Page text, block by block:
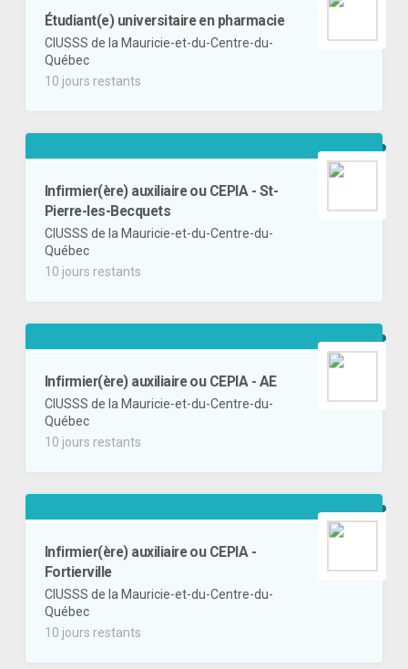
Étudiant(e) universitaire en pharmacie
CIUSSS de la Mauricie-et-du-Centre-du-
Québec
10 jours restants
Infirmier(ère) auxiliaire ou CEPIA - St-
Pierre-les-Becquets
CIUSSS de la Mauricie-et-du-Centre-du-
Québec
10 jours restants
Infirmier(ère) auxiliaire ou CEPIA - AE
CIUSSS de la Mauricie-et-du-Centre-du-
Québec
10 jours restants
Infirmier(ère) auxiliaire ou CEPIA -
Fortierville
CIUSSS de la Mauricie-et-du-Centre-du-
Québec
10 jours restants